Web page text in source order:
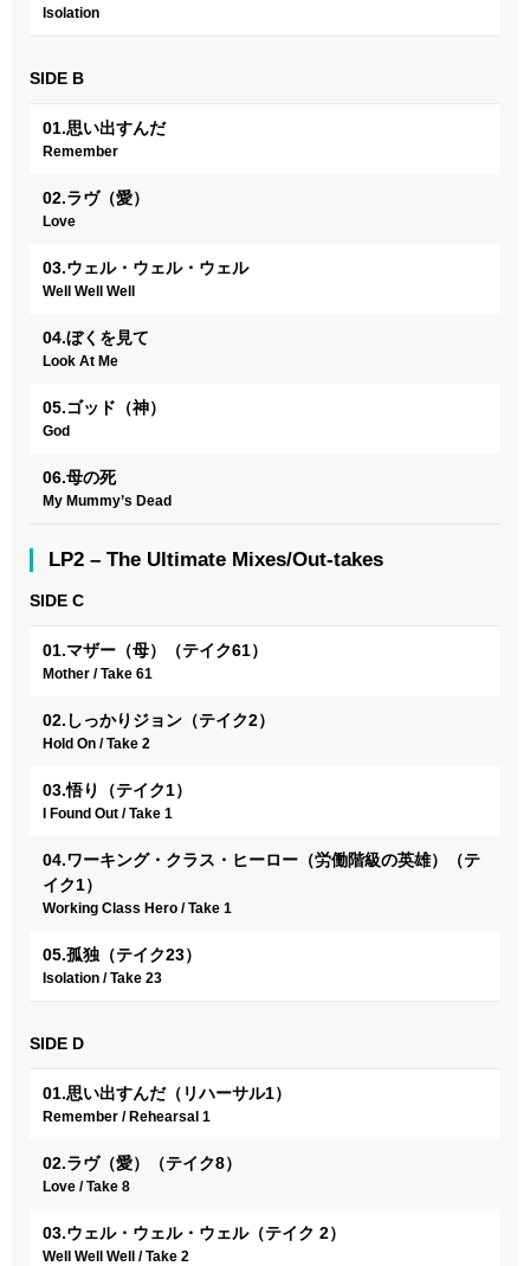
Isolation
SIDE B
01.思い出すんだ
Remember
02.ラヴ（愛）
Love
03.ウェル・ウェル・ウェル
Well Well Well
04.ぼくを見て
Look At Me
05.ゴッド（神）
God
06.母の死
My Mummy’s Dead
LP2 – The Ultimate Mixes/Out-takes
SIDE C
01.マザー（母）（テイク61）
Mother / Take 61
02.しっかりジョン（テイク2）
Hold On / Take 2
03.悟り（テイク1）
I Found Out / Take 1
04.ワーキング・クラス・ヒーロー（労働階級の英雄）（テ
イク1）
Working Class Hero / Take 1
05.孤独（テイク23）
Isolation / Take 23
SIDE D
01.思い出すんだ（リハーサル1）
Remember / Rehearsal 1
02.ラヴ（愛）（テイク8）
Love / Take 8
03.ウェル・ウェル・ウェル（テイク 2）
Well Well Well / Take 2